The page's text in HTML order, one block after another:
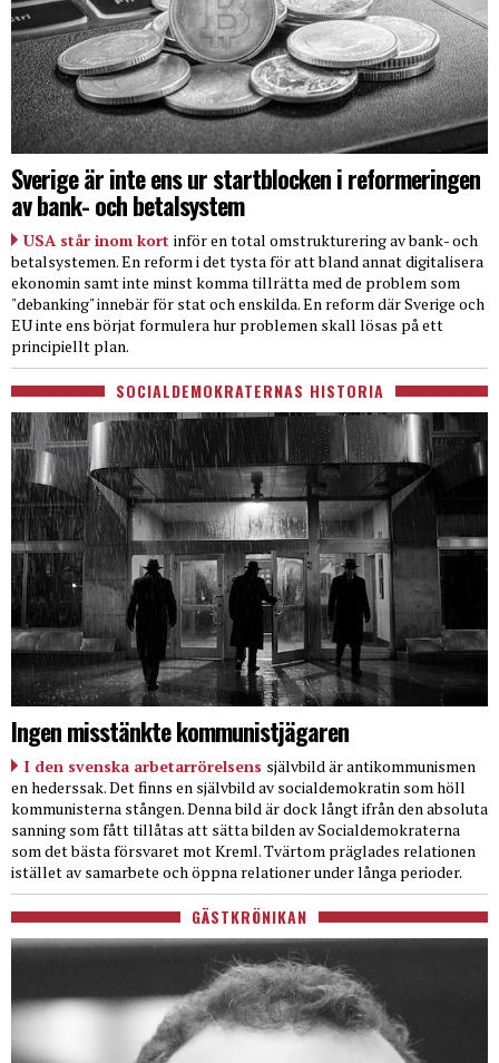
Sverige är inte ens ur startblocken i reformeringen
av bank- och betalsystem
USA står inom kort inför en total omstrukturering av bank- och
betalsystemen. En reform i det tysta för att bland annat digitalisera
ekonomin samt inte minst komma tillrätta med de problem som
"debanking" innebär för stat och enskilda. En reform där Sverige och
EU inte ens börjat formulera hur problemen skall lösas på ett
principiellt plan.
SOCIALDEMOKRATERNAS HISTORIA
Ingen misstänkte kommunistjägaren
I den svenska arbetarrörelsens självbild är antikommunismen
en hederssak. Det finns en självbild av socialdemokratin som höll
kommunisterna stången. Denna bild är dock långt ifrån den absoluta
sanning som fått tillåtas att sätta bilden av Socialdemokraterna
som det bästa försvaret mot Kreml. Tvärtom präglades relationen
istället av samarbete och öppna relationer under långa perioder.
GÄSTKRÖNIKAN